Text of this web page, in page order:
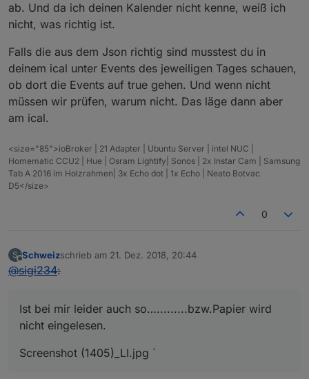
ab. Und da ich deinen Kalender nicht kenne, weiß ich
nicht, was richtig ist.
Falls die aus dem Json richtig sind musstest du in
deinem ical unter Events des jeweiligen Tages schauen,
ob dort die Events auf true gehen. Und wenn nicht
müssen wir prüfen, warum nicht. Das läge dann aber
am ical.
<size="85">ioBroker | 21 Adapter | Ubuntu Server | intel NUC |
Homematic CCU2 | Hue | Osram Lightify| Sonos | 2x Instar Cam | Samsung
Tab A 2016 im Holzrahmen| 3x Echo dot | 1x Echo | Neato Botvac
D5</size>
0
S
Offline
Schweizschrieb am 21. Dez. 2018, 20:44
zuletzt editiert von
@sigi234:
Ist bei mir leider auch so….........bzw.Papier wird
nicht eingelesen.
Screenshot (1405)_LI.jpg `